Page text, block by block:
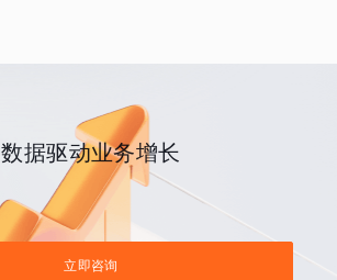
数据驱动业务增长
立即咨询